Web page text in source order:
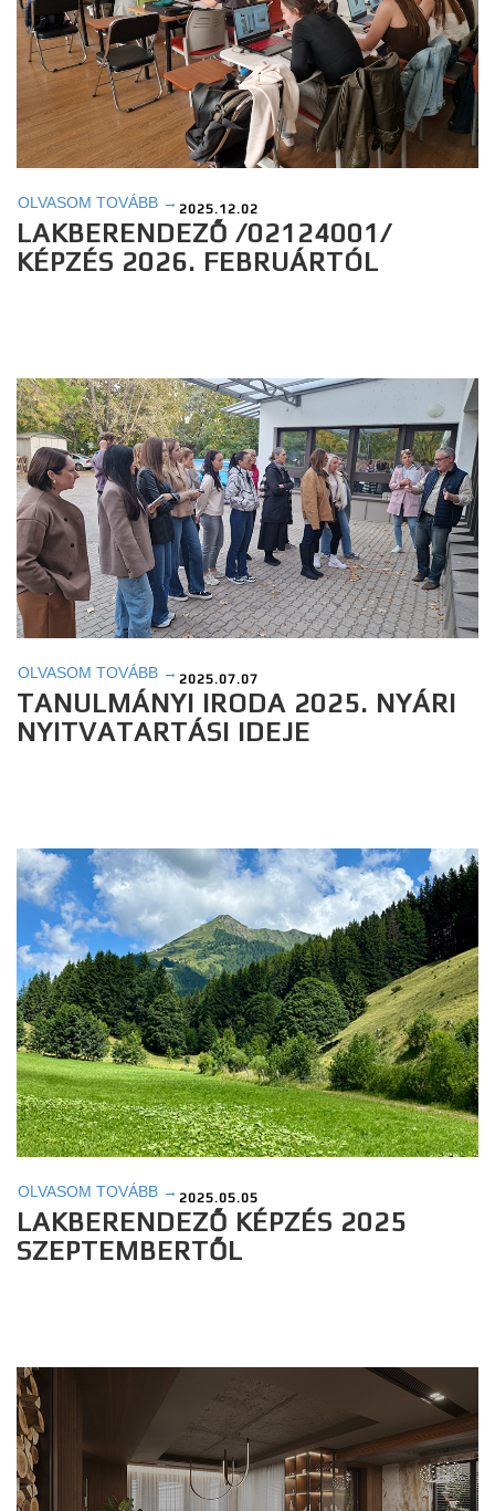
OLVASOM TOVÁBB → 2025.12.02
LAKBERENDEZŐ /02124001/
KÉPZÉS 2026. FEBRUÁRTÓL
OLVASOM TOVÁBB → 2025.07.07
TANULMÁNYI IRODA 2025. NYÁRI
NYITVATARTÁSI IDEJE
OLVASOM TOVÁBB → 2025.05.05
LAKBERENDEZŐ KÉPZÉS 2025
SZEPTEMBERTŐL